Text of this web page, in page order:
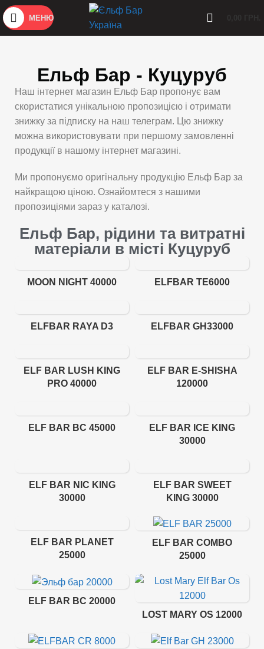
МЕНЮ
Ельф Бар - Куцуруб
Наш інтернет магазин Ельф Бар пропонує вам
скористатися унікальною пропозицією і отримати
знижку за підписку на наш телеграм. Цю знижку
можна використовувати при першому замовленні
продукції в нашому інтернет магазині.
Ми пропонуємо оригінальну продукцію Ельф Бар за
найкращою ціною. Ознайомтеся з нашими
пропозиціями зараз у каталозі.
Ельф Бар, рідини та витратні
матеріали в місті Куцуруб
MOON NIGHT 40000 ELFBAR TE6000
ELFBAR RAYA D3 ELFBAR GH33000
ELF BAR LUSH KING
PRO 40000
ELF BAR E-SHISHA
120000
ELF BAR BC 45000
ELF BAR ICE KING
30000
ELF BAR NIC KING
30000
ELF BAR SWEET
KING 30000
ELF BAR PLANET
25000
ELF BAR COMBO
25000
ELF BAR BC 20000
LOST MARY OS 12000